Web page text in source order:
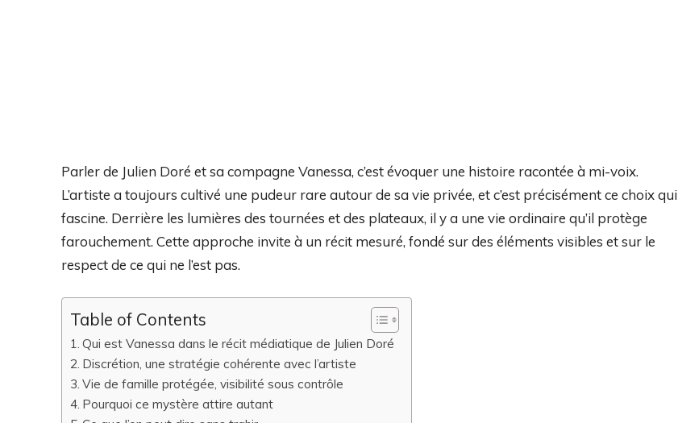
Parler de Julien Doré et sa compagne Vanessa, c’est évoquer une histoire racontée à mi-voix.
L’artiste a toujours cultivé une pudeur rare autour de sa vie privée, et c’est précisément ce choix qui
fascine. Derrière les lumières des tournées et des plateaux, il y a une vie ordinaire qu’il protège
farouchement. Cette approche invite à un récit mesuré, fondé sur des éléments visibles et sur le
respect de ce qui ne l’est pas.
Table of Contents
Qui est Vanessa dans le récit médiatique de Julien Doré
Discrétion, une stratégie cohérente avec l’artiste
Vie de famille protégée, visibilité sous contrôle
Pourquoi ce mystère attire autant